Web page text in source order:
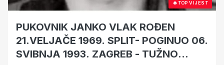
🔥TOP VIJEST
PUKOVNIK JANKO VLAK ROĐEN
21.VELJAČE 1969. SPLIT- POGINUO 06.
SVIBNJA 1993. ZAGREB - TUŽNO